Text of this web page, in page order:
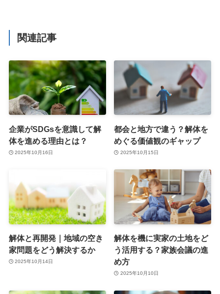
関連記事
企業がSDGsを意識して解
体を進める理由とは？
2025年10月16日
都会と地方で違う？解体を
めぐる価値観のギャップ
2025年10月15日
解体と再開発｜地域の空き
家問題をどう解決するか
2025年10月14日
解体を機に実家の土地をど
う活用する？家族会議の進
め方
2025年10月10日